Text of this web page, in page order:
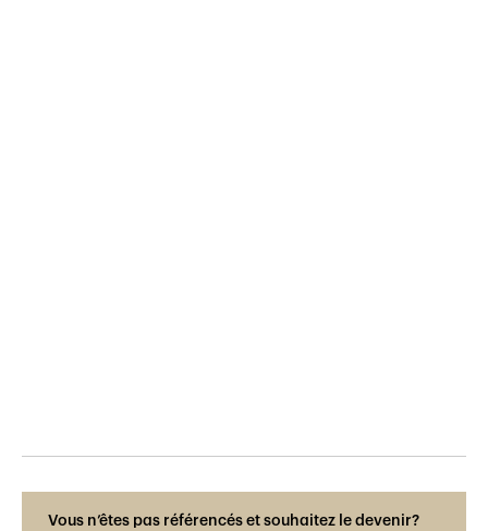
Vous n’êtes pas référencés et souhaitez le devenir?